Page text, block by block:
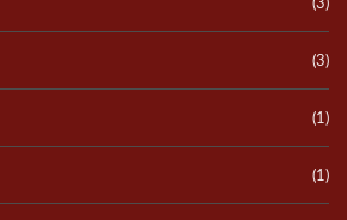
(3)
(3)
(1)
(1)